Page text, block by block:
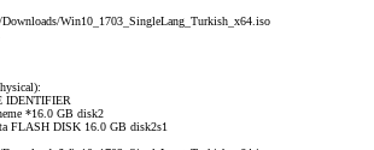
Win10_1703_SingleLang_Turkish_x64.iso
IDENTIFIER
*16.0 GB disk2
FLASH DISK 16.0 GB disk2s1